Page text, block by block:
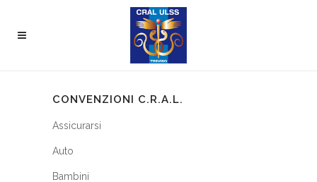
CONVENZIONI C.R.A.L.
Assicurarsi
Auto
Bambini